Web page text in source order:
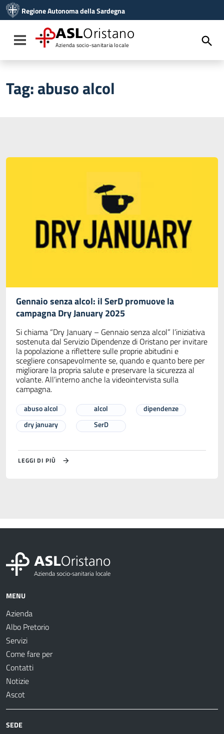
Vai al menu di navigazione
Vai al footer
Regione Autonoma della Sardegna
Toggle navigation
ASLOristano
Azienda socio-sanitaria locale
Tag:abuso alcol
Gennaio senza alcol: il SerD promuove la
campagna Dry January 2025
Si chiama “Dry January – Gennaio senza alcol” l’iniziativa
sostenuta dal Servizio Dipendenze di Oristano per invitare
la popolazione a riflettere sulle proprie abitudini e
scegliere consapevolmente se, quando e quanto bere per
migliorare la propria salute e preservare la sicurezza al
volante. All’interno anche la videointervista sulla
campagna.
abuso alcol alcol
dipendenze
dry january
SerD
LEGGI DI PIÙ
MENU
Azienda
Albo Pretorio
Servizi
Come fare per
Contatti
Notizie
Ascot
SEDE